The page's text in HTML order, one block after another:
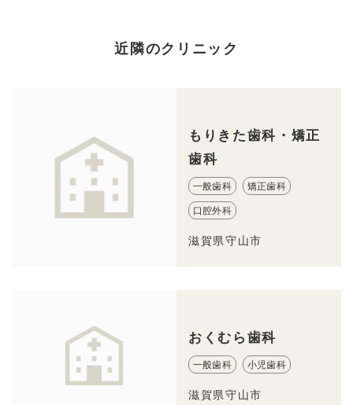
近隣のクリニック
もりきた歯科・矯正
歯科
一般歯科 矯正歯科
口腔外科
滋賀県守山市
おくむら歯科
一般歯科 小児歯科
滋賀県守山市